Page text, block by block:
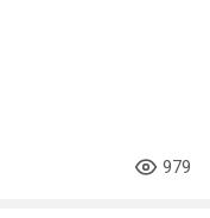
979